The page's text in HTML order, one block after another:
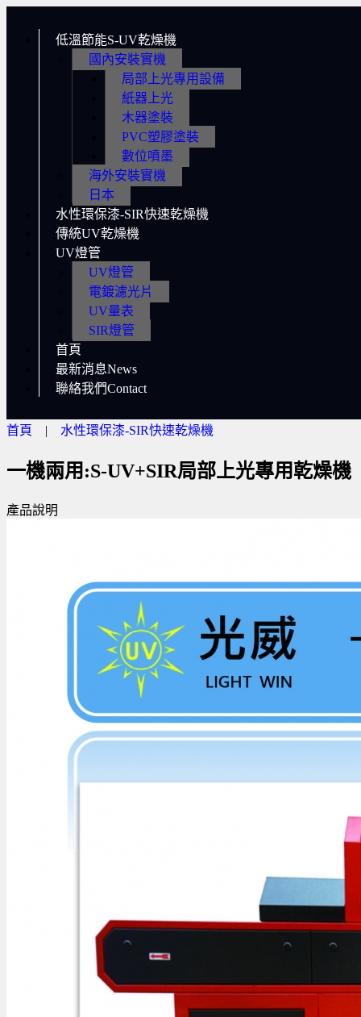
低溫節能S-UV乾燥機
國內安裝實機
局部上光專用設備
紙器上光
木器塗裝
PVC塑膠塗裝
數位噴墨
海外安裝實機
日本
水性環保漆-SIR快速乾燥機
傳統UV乾燥機
UV燈管
UV燈管
電鍍濾光片
UV量表
SIR燈管
首頁
最新消息News
聯絡我們Contact
首頁 | 水性環保漆-SIR快速乾燥機
一機兩用:S-UV+SIR局部上光專用乾燥機
產品說明